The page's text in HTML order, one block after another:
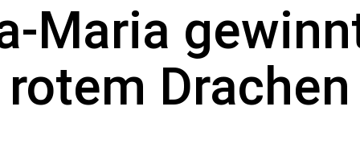
Maria
rotem Drachen